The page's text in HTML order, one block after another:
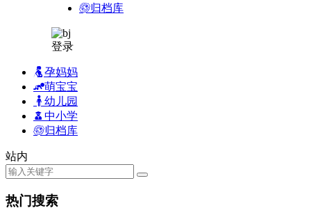
归档库
登录
孕妈妈
萌宝宝
幼儿园
中小学
归档库
站内
热门搜索